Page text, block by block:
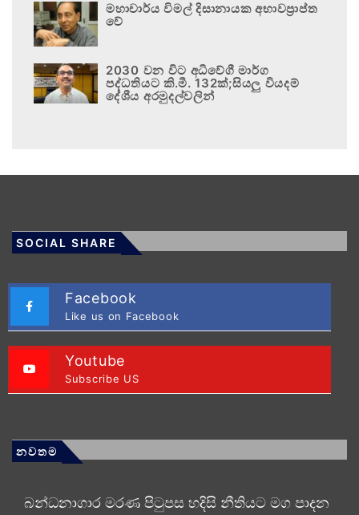
මහාචාර්ය විමල් දිසානායක අභාවප්‍රාප්ත
වේ
2030 වන විට අධිවේගී මාර්ග
පද්ධතියට කි.මී. 132ක්;සියලු වියදම්
දේශීය අරමුදල්වලින්
SOCIAL SHARE
Facebook
Like us on Facebook
Youtube
Subscribe US
නවතම
බන්ධනාගාර මරණ පිටුපස හදිසි නීතියට මග පාදන